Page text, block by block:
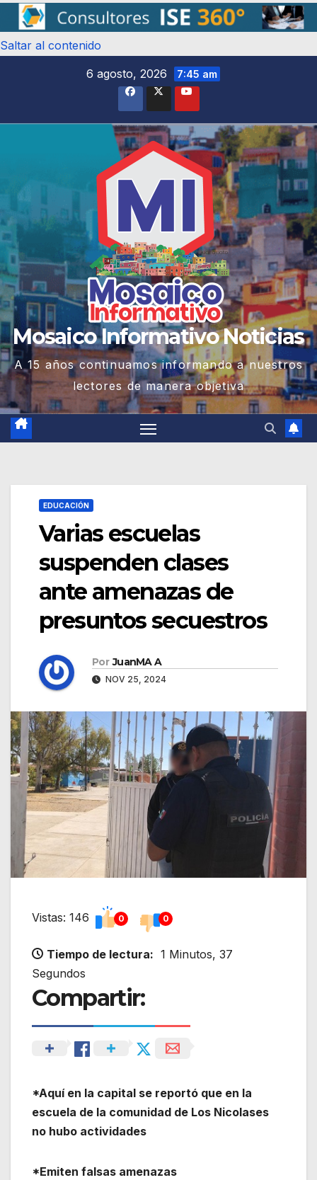
Saltar al contenido
6 agosto, 2026
7:45 am
Mosaico Informativo Noticias
A 15 años continuamos informando a nuestros
lectores de manera objetiva
EDUCACIÓN
Varias escuelas
suspenden clases
ante amenazas de
presuntos secuestros
Por JuanMA A
NOV 25, 2024
Vistas: 146 0 0
Tiempo de lectura: 1 Minutos, 37
Segundos
Compartir:
*Aquí en la capital se reportó que en la
escuela de la comunidad de Los Nicolases
no hubo actividades
*Emiten falsas amenazas